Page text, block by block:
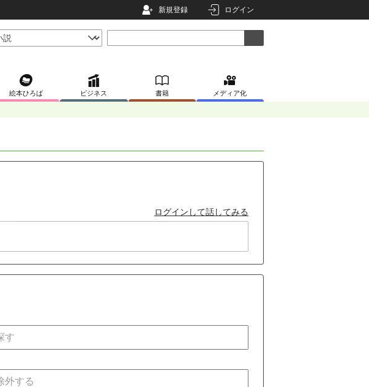
新規登録 ログイン
絵本ひろば ビジネス 書籍 メディア化
ログインして話してみる